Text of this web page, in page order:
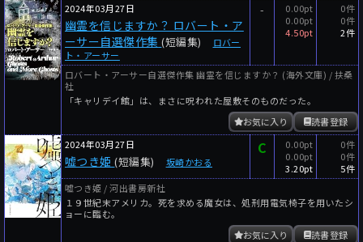
2024年03月27日
幽霊を信じますか？ ロバート・ア
ーサー自選傑作集 (短編集)
ロバー
ト・アーサー
-
0.00pt
0.00pt
4.50pt
0件
0件
2件
ロバート・アーサー自選傑作集 幽霊を信じますか？ (海外文庫) / 扶桑
社
「キャリデイ館」は、まさに呪われた屋敷そのものだった。
読書登録
お気に入り
2024年03月27日
嘘つき姫 (短編集) 坂崎かおる
C
0.00pt
0.00pt
3.20pt
0件
0件
5件
嘘つき姫 / 河出書房新社
１９世紀末アメリカ。死を求める魔女は、処刑用電気椅子を用いたシ
ョーに臨む。
読書登録
お気に入り